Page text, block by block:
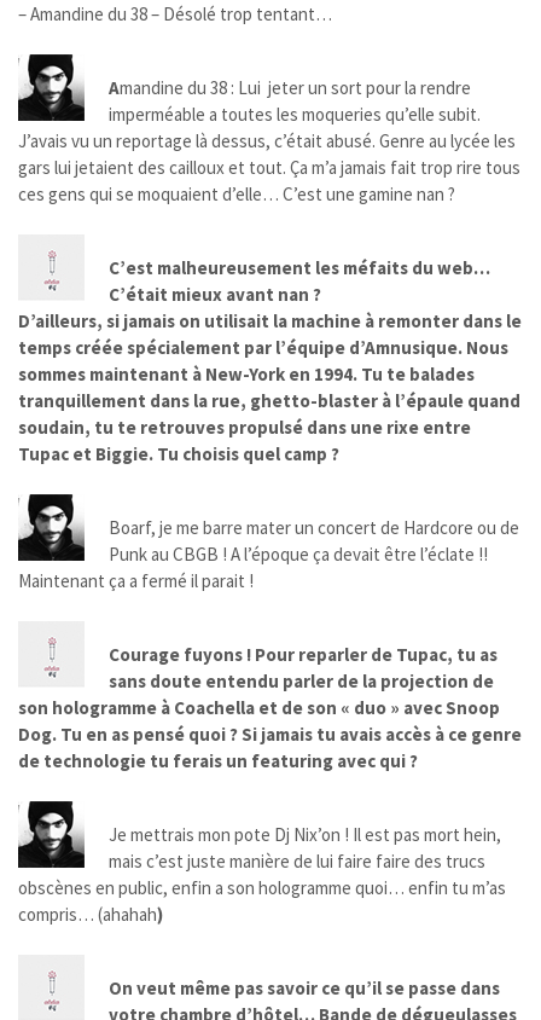
– Amandine du 38 – Désolé trop tentant…
Amandine du 38 : Lui jeter un sort pour la rendre
imperméable a toutes les moqueries qu’elle subit.
J’avais vu un reportage là dessus, c’était abusé. Genre au lycée les
gars lui jetaient des cailloux et tout. Ça m’a jamais fait trop rire tous
ces gens qui se moquaient d’elle… C’est une gamine nan ?
C’est malheureusement les méfaits du web…
C’était mieux avant nan ?
D’ailleurs, si jamais on utilisait la machine à remonter dans le
temps créée spécialement par l’équipe d’Amnusique. Nous
sommes maintenant à New-York en 1994. Tu te balades
tranquillement dans la rue, ghetto-blaster à l’épaule quand
soudain, tu te retrouves propulsé dans une rixe entre
Tupac et Biggie. Tu choisis quel camp ?
Boarf, je me barre mater un concert de Hardcore ou de
Punk au CBGB ! A l’époque ça devait être l’éclate !!
Maintenant ça a fermé il parait !
Courage fuyons ! Pour reparler de Tupac, tu as
sans doute entendu parler de la projection de
son hologramme à Coachella et de son « duo » avec Snoop
Dog. Tu en as pensé quoi ? Si jamais tu avais accès à ce genre
de technologie tu ferais un featuring avec qui ?
Je mettrais mon pote Dj Nix’on ! Il est pas mort hein,
mais c’est juste manière de lui faire faire des trucs
obscènes en public, enfin a son hologramme quoi… enfin tu m’as
compris… (ahahah)
On veut même pas savoir ce qu’il se passe dans
votre chambre d’hôtel… Bande de dégueulasses